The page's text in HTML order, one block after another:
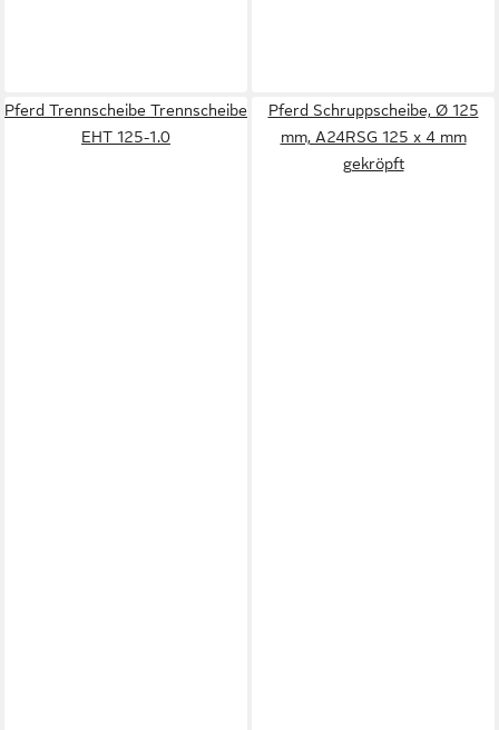
Pferd Trennscheibe Trennscheibe
EHT 125-1.0
Pferd Schruppscheibe, Ø 125
mm, A24RSG 125 x 4 mm
gekröpft